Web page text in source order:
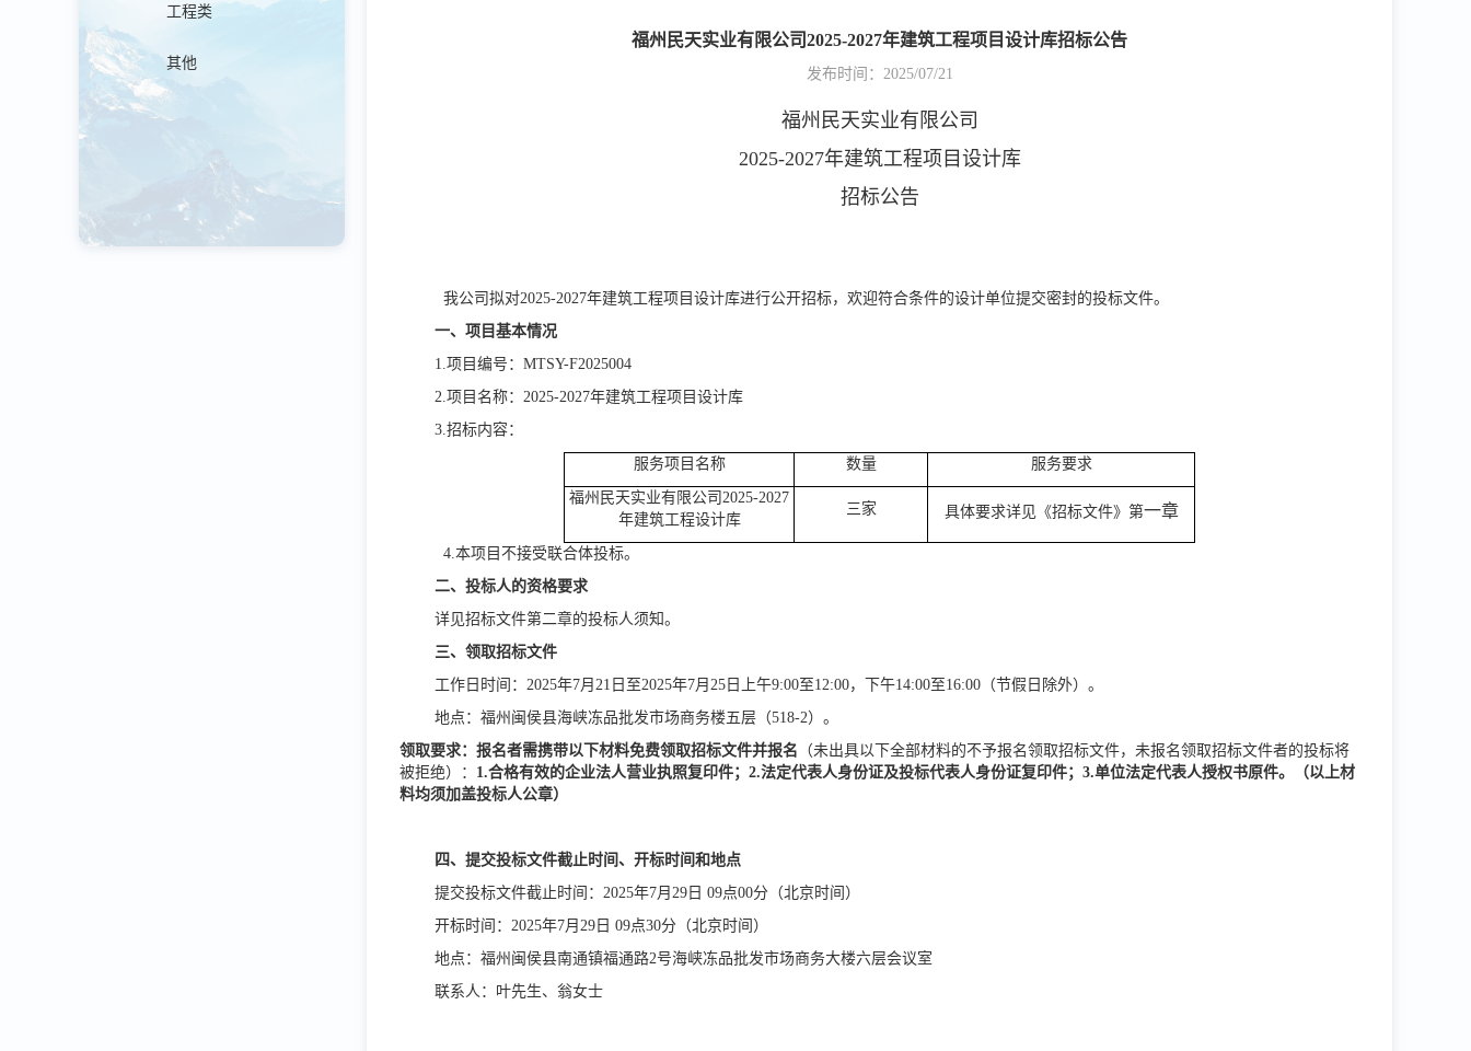
工程类
其他
福州民天实业有限公司2025-2027年建筑工程项目设计库招标公告
发布时间：2025/07/21
福州民天实业有限公司
2025-2027年建筑工程项目设计库
招标公告
我公司拟对2025-2027年建筑工程项目设计库进行公开招标，欢迎符合条件的设计单位提交密封的投标文件。
一、项目基本情况
1.项目编号：MTSY-F2025004
2.项目名称：2025-2027年建筑工程项目设计库
3.招标内容：
服务项目 名称 数量 服务要求
福州民天实业有限公司2025-2027
年建筑工程设计库
三家 具体要求详见《招标文件》第一章
4.本项目不接受联合体投标。
二、投标人的资格要求
详见招标文件第二章的投标人须知。
三、领取招标文件
工作日时间：2025年7月21日至2025年7月25日上午9:00至12:00，下午14:00至16:00（节假日除外）。
地点：福州闽侯县海峡冻品批发市场商务楼五层（518-2）。
领取要求：报名者需携带以下材料免费领取招标文件并报名 （未出具以下全部材料的不予报名领取招标文件，未报名领取招标文件者的投标将
被拒绝）： 1.合格有效的企业法人营业执照复印件；2.法定代表人身份证及投标代表人身份证复印件；3.单位法定代表人授权书原件。（以上材
料均须加盖投标人公章）
四、提交投标文件截止时间、开标时间和地点
提交投标文件截止时间：2025年7月29日 09点00分（北京时间）
开标时间：2025年7月29日 09点30分（北京时间）
地点：福州闽侯县南通镇福通路2号海峡冻品批发市场商务大楼六层会议室
联系人：叶先生、翁女士